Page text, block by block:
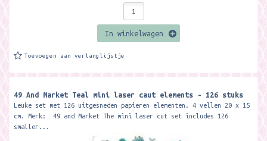
In winkelwagen
Toevoegen aan verlanglijstje
49 And Market Teal mini laser caut elements - 126 stuks
Leuke set met 126 uitgesneden papieren elementen. 4 vellen 20 x 15
cm. Merk: 49 and Market The mini laser cut set includes 126
smaller...